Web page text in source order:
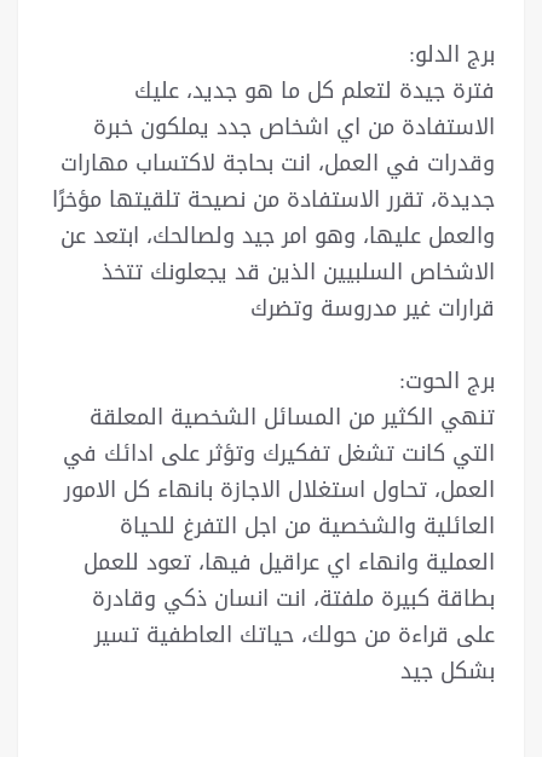
برج الدلو:
فترة جيدة لتعلم كل ما هو جديد، عليك
الاستفادة من اي اشخاص جدد يملكون خبرة
وقدرات في العمل، انت بحاجة لاكتساب مهارات
جديدة، تقرر الاستفادة من نصيحة تلقيتها مؤخرًا
والعمل عليها، وهو امر جيد ولصالحك، ابتعد عن
الاشخاص السلبيين الذين قد يجعلونك تتخذ
قرارات غير مدروسة وتضرك
برج الحوت:
تنهي الكثير من المسائل الشخصية المعلقة
التي كانت تشغل تفكيرك وتؤثر على ادائك في
العمل، تحاول استغلال الاجازة بانهاء كل الامور
العائلية والشخصية من اجل التفرغ للحياة
العملية وانهاء اي عراقيل فيها، تعود للعمل
بطاقة كبيرة ملفتة، انت انسان ذكي وقادرة
على قراءة من حولك، حياتك العاطفية تسير
بشكل جيد